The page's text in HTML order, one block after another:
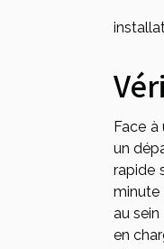
Face à
un
rapide
minute
au
en